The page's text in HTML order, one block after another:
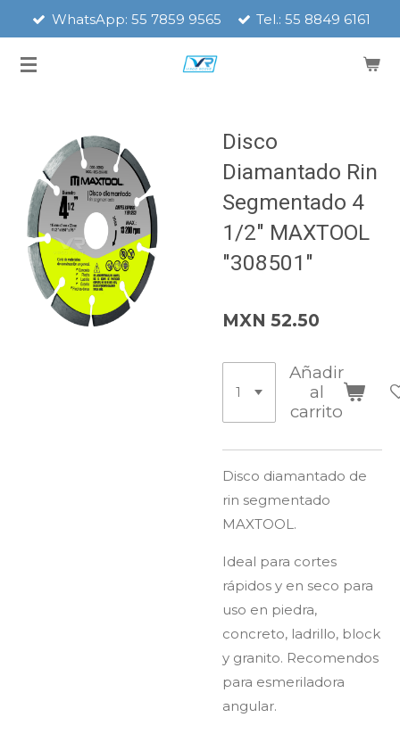
contenido
WhatsApp: 55 7859 9565 Tel.: 55 8849 6161
Disco
Diamantado Rin
Segmentado 4
1/2" MAXTOOL
"308501"
MXN 52.50
Añadir
al
carrito
Disco diamantado de
rin segmentado
MAXTOOL.
Ideal para cortes
rápidos y en seco para
uso en piedra,
concreto, ladrillo, block
y granito. Recomendos
para esmeriladora
angular.